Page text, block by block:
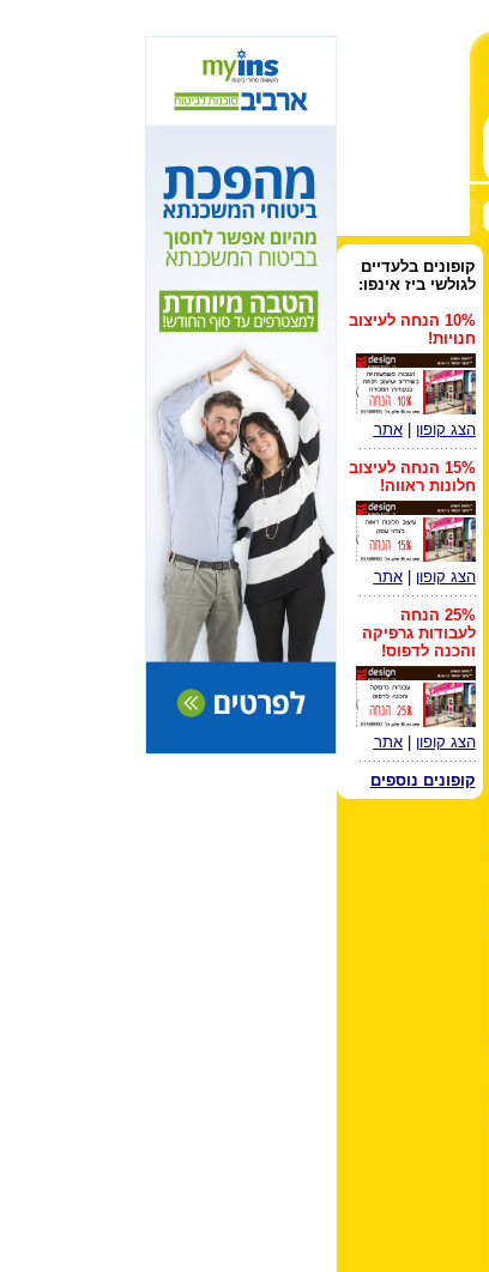
קופונים בלעדיים
לגולשי ביז אינפו:
10% הנחה לעיצוב
חנויות!
הצג קופון |אתר
15% הנחה לעיצוב
חלונות ראווה!
הצג קופון |אתר
25% הנחה
לעבודות גרפיקה
והכנה לדפוס!
הצג קופון |אתר
קופונים נוספים